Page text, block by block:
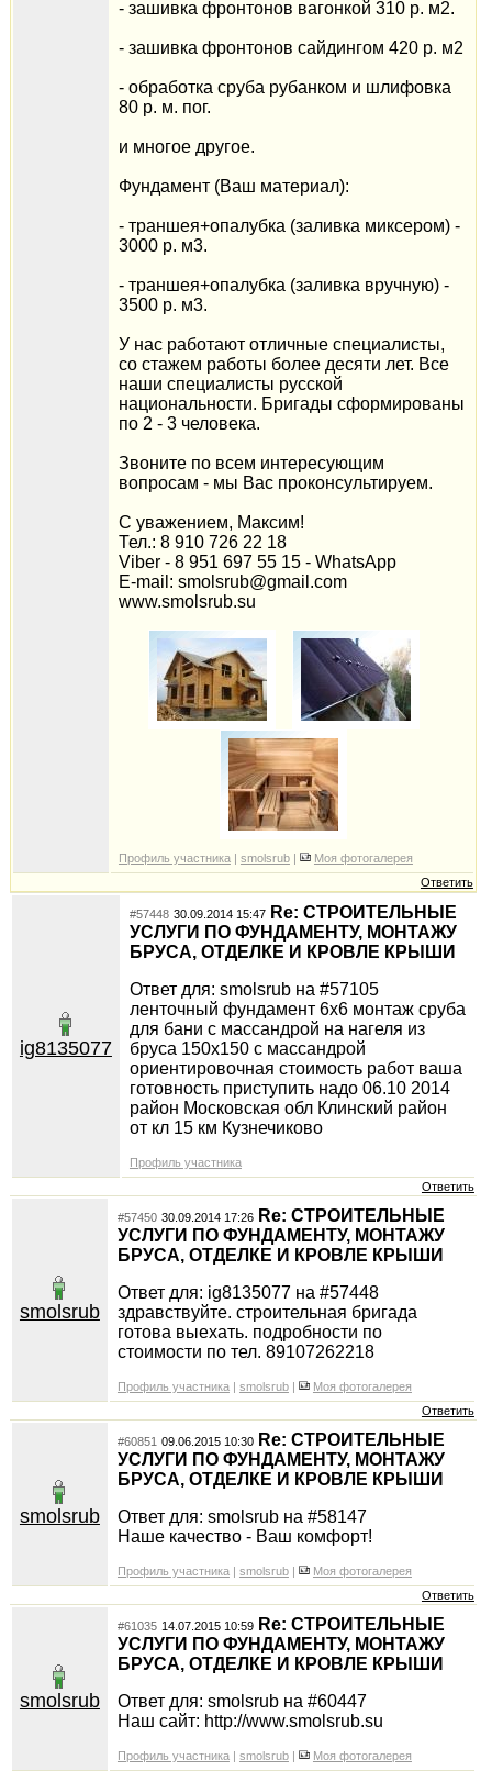
- зашивка фронтонов вагонкой 310 р. м2.
- зашивка фронтонов сайдингом 420 р. м2
- обработка сруба рубанком и шлифовка
80 р. м. пог.
и многое другое.
Фундамент (Ваш материал):
- траншея+опалубка (заливка миксером) -
3000 р. м3.
- траншея+опалубка (заливка вручную) -
3500 р. м3.
У нас работают отличные специалисты,
со стажем работы более десяти лет. Все
наши специалисты русской
национальности. Бригады сформированы
по 2 - 3 человека.
Звоните по всем интересующим
вопросам - мы Вас проконсультируем.
С уважением, Максим!
Тел.: 8 910 726 22 18
Viber - 8 951 697 55 15 - WhatsApp
E-mail: smolsrub@gmail.com
www.smolsrub.su
Профиль участника| smolsrub|
Моя фотогалерея
Ответить
ig8135077
#57448 30.09.2014 15:47Re: СТРОИТЕЛЬНЫЕ
УСЛУГИ ПО ФУНДАМЕНТУ, МОНТАЖУ
БРУСА, ОТДЕЛКЕ И КРОВЛЕ КРЫШИ
Ответ для: smolsrub на #57105
ленточный фундамент 6х6 монтаж сруба
для бани с массандрой на нагеля из
бруса 150х150 с массандрой
ориентировочная стоимость работ ваша
готовность приступить надо 06.10 2014
район Московская обл Клинский район
от кл 15 км Кузнечиково
Профиль участника
Ответить
smolsrub
#57450 30.09.2014 17:26Re: СТРОИТЕЛЬНЫЕ
УСЛУГИ ПО ФУНДАМЕНТУ, МОНТАЖУ
БРУСА, ОТДЕЛКЕ И КРОВЛЕ КРЫШИ
Ответ для: ig8135077 на #57448
здравствуйте. строительная бригада
готова выехать. подробности по
стоимости по тел. 89107262218
Профиль участника| smolsrub|
Моя фотогалерея
Ответить
smolsrub
#60851 09.06.2015 10:30Re: СТРОИТЕЛЬНЫЕ
УСЛУГИ ПО ФУНДАМЕНТУ, МОНТАЖУ
БРУСА, ОТДЕЛКЕ И КРОВЛЕ КРЫШИ
Ответ для: smolsrub на #58147
Наше качество - Ваш комфорт!
Профиль участника| smolsrub|
Моя фотогалерея
Ответить
smolsrub
#61035 14.07.2015 10:59Re: СТРОИТЕЛЬНЫЕ
УСЛУГИ ПО ФУНДАМЕНТУ, МОНТАЖУ
БРУСА, ОТДЕЛКЕ И КРОВЛЕ КРЫШИ
Ответ для: smolsrub на #60447
Наш сайт: http://www.smolsrub.su
Профиль участника| smolsrub|
Моя фотогалерея